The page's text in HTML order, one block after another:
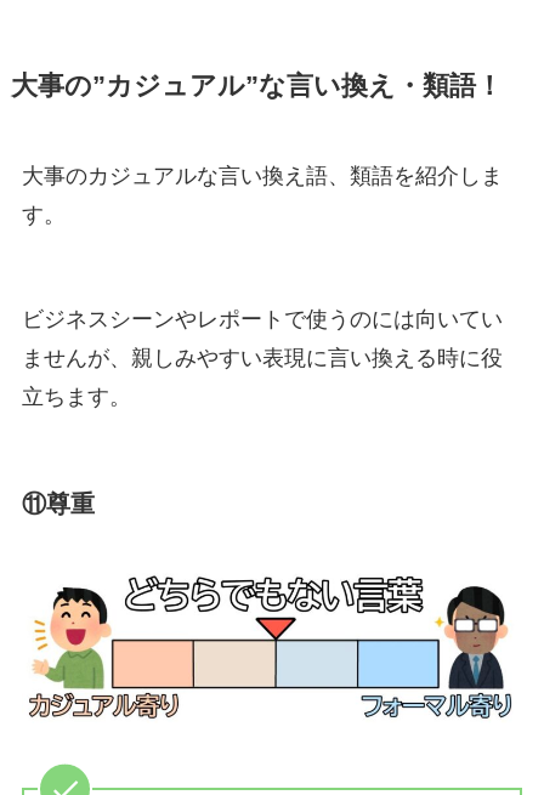
大事の”カジュアル”な言い換え・類語！
大事のカジュアルな言い換え語、類語を紹介しま
す。
ビジネスシーンやレポートで使うのには向いてい
ませんが、親しみやすい表現に言い換える時に役
立ちます。
⑪尊重